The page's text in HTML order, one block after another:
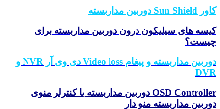
کاور Sun Shield دوربین مداربسته
کیسه های سیلیکون درون دوربین مداربسته برای
چیست؟
دوربین مداربسته و پیغام Video loss دی وی آر NVR و
DVR
OSD Controller دوربین مداربسته یا کنترلر منوی
دوربین مداربسته منو دار